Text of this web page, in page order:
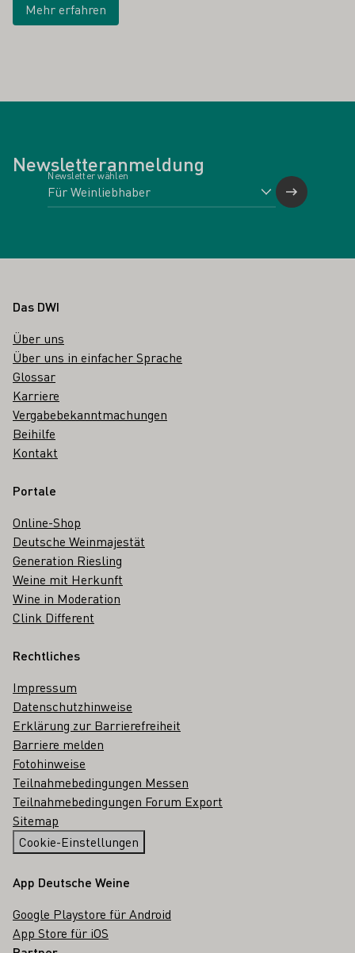
Mehr erfahren
Newsletteranmeldung
Newsletter wählen
Fußbereich
Das DWI
Über uns
Über uns in einfacher Sprache
Glossar
Karriere
Vergabebekanntmachungen
Beihilfe
Kontakt
Portale
Online-Shop
Deutsche Weinmajestät
Generation Riesling
Weine mit Herkunft
Wine in Moderation
Clink Different
Rechtliches
Impressum
Datenschutzhinweise
Erklärung zur Barrierefreiheit
Barriere melden
Fotohinweise
Teilnahmebedingungen Messen
Teilnahmebedingungen Forum Export
Sitemap
Cookie-Einstellungen
App Deutsche Weine
Google Playstore für Android
App Store für iOS